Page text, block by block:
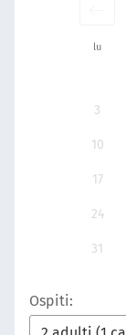
lu
3
10
17
24
31
Ospiti: